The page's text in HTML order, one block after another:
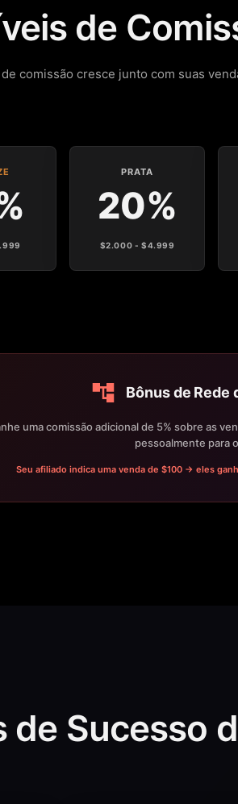
de
de comissão cresce junto com suas
PRATA
20%
$2.000 - $4.999
Bônus de Rede
uma comissão adicional de 5% sobre as
pessoalmente para
Seu afiliado indica uma venda de $100 → eles
de Sucesso